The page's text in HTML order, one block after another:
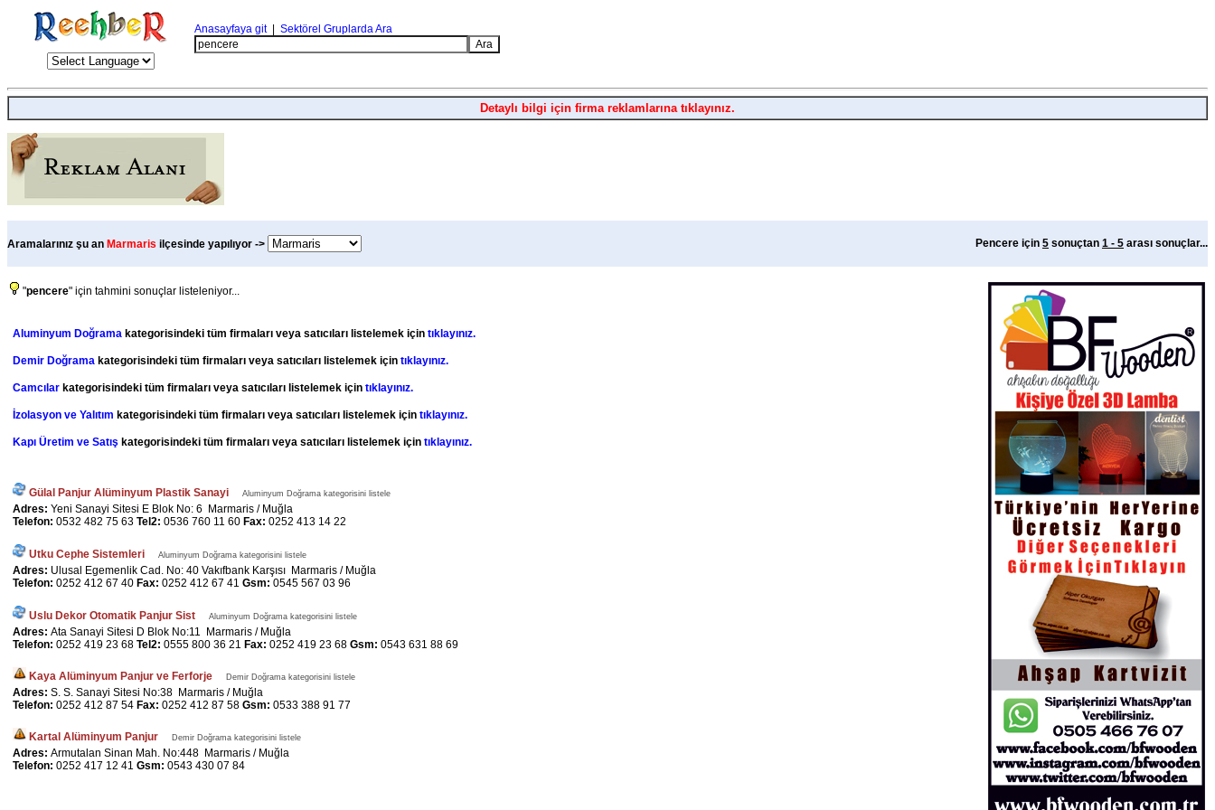
Anasayfaya git| Sektörel Gruplarda Ara
Detaylı bilgi için firma reklamlarına tıklayınız.
Aramalarınız şu an Marmaris ilçesinde yapılıyor -> Pencere için 5 sonuçtan 1 - 5 arası sonuçlar...
"pencere" için tahmini sonuçlar listeleniyor...
Aluminyum Doğrama kategorisindeki tüm firmaları veya satıcıları listelemek için tıklayınız.
Demir Doğrama kategorisindeki tüm firmaları veya satıcıları listelemek için tıklayınız.
Camcılar kategorisindeki tüm firmaları veya satıcıları listelemek için tıklayınız.
İzolasyon ve Yalıtım kategorisindeki tüm firmaları veya satıcıları listelemek için tıklayınız.
Kapı Üretim ve Satış kategorisindeki tüm firmaları veya satıcıları listelemek için tıklayınız.
Gülal Panjur Alüminyum Plastik Sanayi Aluminyum Doğrama kategorisini listele
Adres: Yeni Sanayi Sitesi E Blok No: 6 Marmaris / Muğla
Telefon: 0532 482 75 63 Tel2: 0536 760 11 60 Fax: 0252 413 14 22
Utku Cephe Sistemleri Aluminyum Doğrama kategorisini listele
Adres: Ulusal Egemenlik Cad. No: 40 Vakıfbank Karşısı Marmaris / Muğla
Telefon: 0252 412 67 40 Fax: 0252 412 67 41 Gsm: 0545 567 03 96
Uslu Dekor Otomatik Panjur Sist Aluminyum Doğrama kategorisini listele
Adres: Ata Sanayi Sitesi D Blok No:11 Marmaris / Muğla
Telefon: 0252 419 23 68 Tel2: 0555 800 36 21 Fax: 0252 419 23 68 Gsm: 0543 631 88 69
Kaya Alüminyum Panjur ve Ferforje Demir Doğrama kategorisini listele
Adres: S. S. Sanayi Sitesi No:38 Marmaris / Muğla
Telefon: 0252 412 87 54 Fax: 0252 412 87 58 Gsm: 0533 388 91 77
Kartal Alüminyum Panjur Demir Doğrama kategorisini listele
Adres: Armutalan Sinan Mah. No:448 Marmaris / Muğla
Telefon: 0252 417 12 41 Gsm: 0543 430 07 84